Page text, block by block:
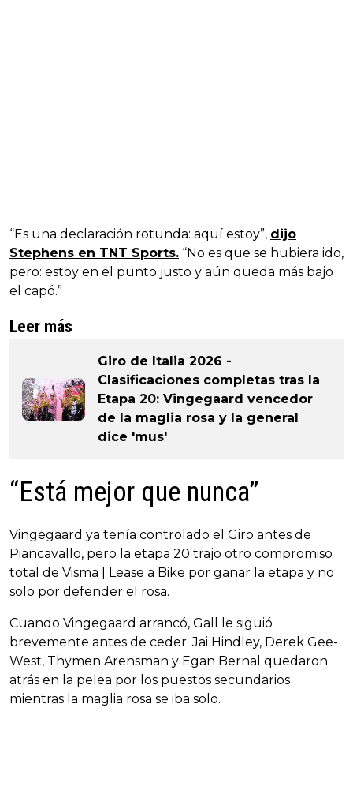
“Es una declaración rotunda: aquí estoy”, dijo
Stephens en TNT Sports. “No es que se hubiera ido,
pero: estoy en el punto justo y aún queda más bajo
el capó.”
Leer más
Giro de Italia 2026 -
Clasificaciones completas tras la
Etapa 20: Vingegaard vencedor
de la maglia rosa y la general
dice 'mus'
“Está mejor que nunca”
Vingegaard ya tenía controlado el Giro antes de
Piancavallo, pero la etapa 20 trajo otro compromiso
total de Visma | Lease a Bike por ganar la etapa y no
solo por defender el rosa.
Cuando Vingegaard arrancó, Gall le siguió
brevemente antes de ceder. Jai Hindley, Derek Gee-
West, Thymen Arensman y Egan Bernal quedaron
atrás en la pelea por los puestos secundarios
mientras la maglia rosa se iba solo.